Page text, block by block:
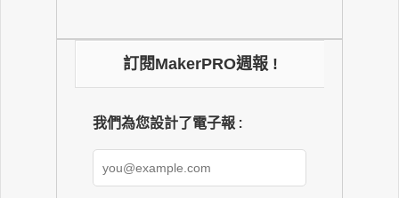
訂閱MakerPRO週報 !
我們為您設計了電子報 :